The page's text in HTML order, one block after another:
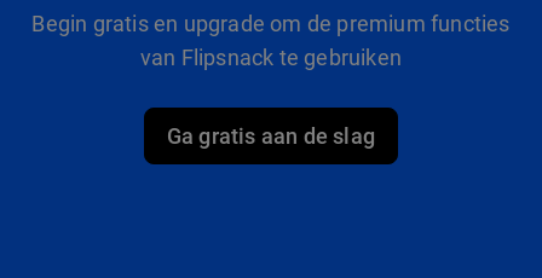
Begin gratis en upgrade om de premium functies
van Flipsnack te gebruiken
Ga gratis aan de slag